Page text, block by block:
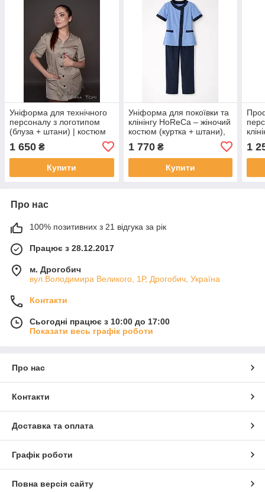
Уніформа для технічного
персоналу з логотипом
(блуза + штани) | костюм
HoReCa | саржа 165 г/м²
1 650 ₴
Купити
Уніформа для покоївки та
клінінгу HoReCa – жіночий
костюм (куртка + штани),
готелів і прибирання
1 770₴
Купити
Tori
1
Про нас
100% позитивних з 21 відгука за рік
Працює з 28.12.2017
м. Дрогобич
вул.Володимира Великого, 1Р, Дрогобич, Україна
Контакти
Сьогодні працює з 10:00 до 17:00
Показати весь графік роботи
Про нас
Контакти
Доставка та оплата
Графік роботи
Повна версія сайту